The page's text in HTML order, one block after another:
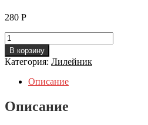
280 Р
Количество
Лилейник
"Congo
Coral"
(Конго
Корал)
В корзину
Категория: Лилейник
Описание
Описание